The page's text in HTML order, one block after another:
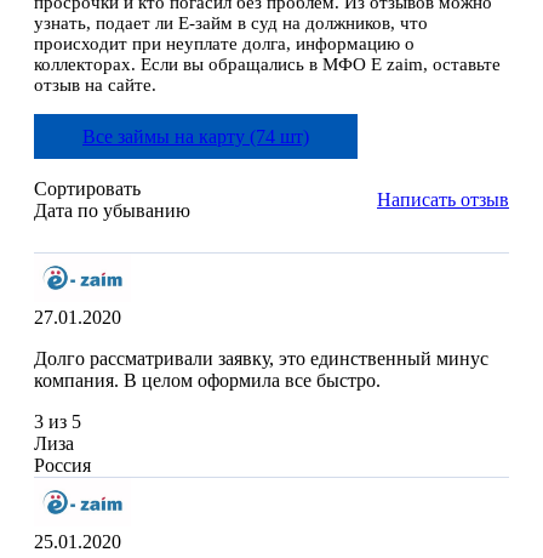
узнать, подает ли Е-займ в суд на должников, что
происходит при неуплате долга, информацию о
коллекторах. Если вы обращались в МФО E zaim, оставьте
отзыв на сайте.
Все займы на карту (74 шт)
Сортировать
Дата по убыванию
Написать отзыв
27.01.2020
Долго рассматривали заявку, это единственный минус
компания. В целом оформила все быстро.
3 из 5
Лиза
Россия
25.01.2020